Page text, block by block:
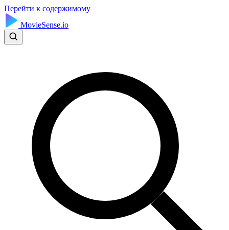
Перейти к содержимому
MovieSense.io